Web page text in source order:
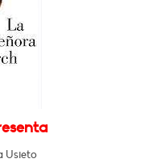
Usieto